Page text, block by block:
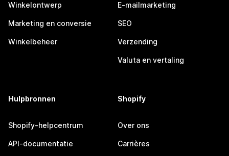
Winkelontwerp
Marketing en conversie
Winkelbeheer
E-mailmarketing
SEO
Verzending
Valuta en vertaling
Hulpbronnen
Shopify-helpcentrum
API-documentatie
Shopify
Over ons
Carrières